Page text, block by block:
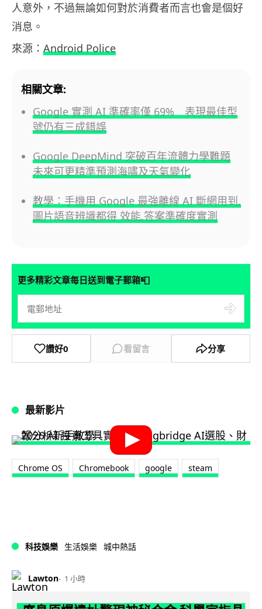
人意外，不過無論如何對於消費者而言也會是個好
消息。
來源： Android Police
相關文章:
Google 實測 AI 準確率僅 69% 表現最佳型
號仍有三成錯誤
Google DeepMind 突破百年流體力學難題
未來可更精準預測海嘯及天氣變化
教學：手機用 Google 最強離線 AI 斷網用到,
圖片語音辨識都得 效能,答案準確度實測
更多精彩文章每日送到電子郵箱📮
讚好0 看留言 分享
最新影片
Chrome OS Chromebook google steam
科技娛樂 生活娛樂 城中熱話
Lawton 1 小時